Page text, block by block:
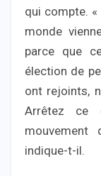
qui compte. «
monde
parce que
élection de
ont rejoints,
Arrêtez ce
indique-t-il.